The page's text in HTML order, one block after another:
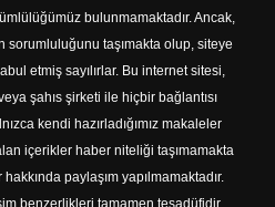
bulunmamaktadır. Ancak,
sorumluluğunu taşımakta olup, siteye
etmiş sayılırlar. Bu internet sitesi,
şahıs şirketi ile hiçbir bağlantısı
kendi hazırladığımız makaleler
içerikler haber niteliği taşımamakta
paylaşım yapılmamaktadır.
benzerlikleri tamamen tesadüfidir.